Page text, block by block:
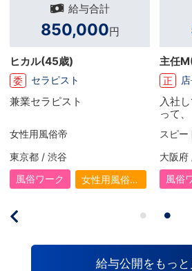
給与合計
850,000円
ヒカル(45歳)
委 セラピスト
兼業セラピスト
女性用風俗帝
東京都 / 渋谷
風俗ワーク
女性用風俗
主任M
正
入社
って
きま
昇給
ば頑
会社
があ
なこと
し、
す！
大阪府
風俗
給与公開をもっと